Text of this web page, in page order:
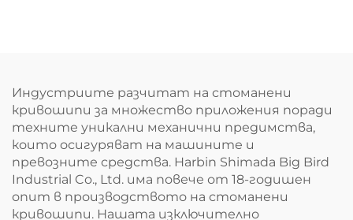
Индустриите разчитат на стоманени
кривошипи за множество приложения поради
техните уникални механични предимства,
които осигуряват на машините и
превозните средства. Harbin Shimada Big Bird
Industrial Co., Ltd. има повече от 18-годишен
опит в производството на стоманени
кривошипи. Нашата изключително